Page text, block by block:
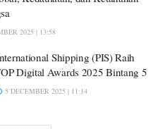
2025 | 13:58
Shipping (PIS) Raih
Digital Awards 2025 Bintang 5
5 DECEMBER 2025 | 11:14